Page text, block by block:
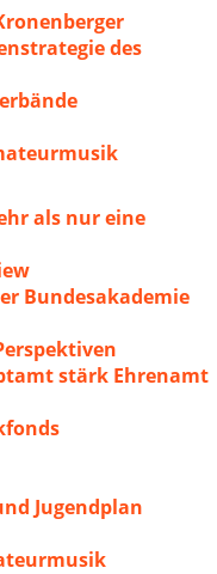
des
als nur eine
Bundesakademie
stärk Ehrenamt
Jugendplan